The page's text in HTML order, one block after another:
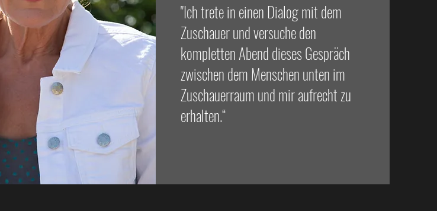
"Ich trete in einen Dialog mit dem
Zuschauer und versuche den
kompletten Abend dieses Gespräch
zwischen dem Menschen unten im
Zuschauerraum und mir aufrecht zu
erhalten.“